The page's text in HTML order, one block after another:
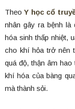
TheoY học cổ
nhân gây ra bệnh là
hóa sinh thấp nhiệt,
cho khí hỏa trở nên
quá độ, thận âm
khí hóa của bàng
mà thành sỏi.